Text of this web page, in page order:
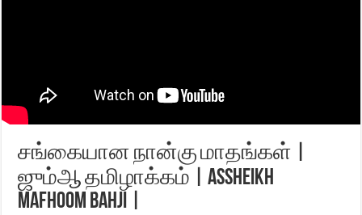
சங்கையான நான்கு மாதங்கள் |
ஜும்ஆ தமிழாக்கம் | Assheikh
Mafhoom Bahji |